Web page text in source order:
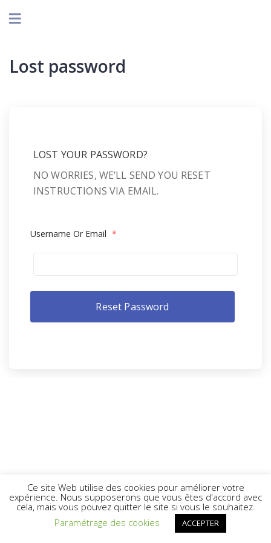
Lost password
LOST YOUR PASSWORD?
NO WORRIES, WE’LL SEND YOU RESET
INSTRUCTIONS VIA EMAIL.
Username Or Email *
Ce site Web utilise des cookies pour améliorer votre
expérience. Nous supposerons que vous êtes d'accord avec
cela, mais vous pouvez quitter le site si vous le souhaitez.
Paramétrage des cookies
ACCEPTER